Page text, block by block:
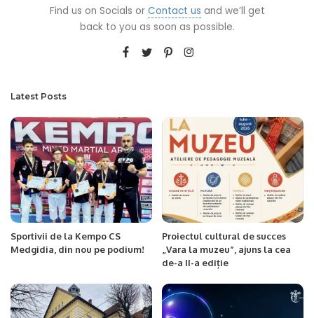
Find us on Socials or Contact us and we’ll get
back to you as soon as possible.
Latest Posts
Sportivii de la Kempo CS
Medgidia, din nou pe podium!
Proiectul cultural de succes
„Vara la muzeu”, ajuns la cea
de-a II-a ediție